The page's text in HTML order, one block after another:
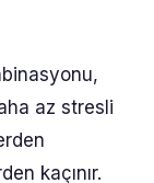
az stresli
kaçınır.